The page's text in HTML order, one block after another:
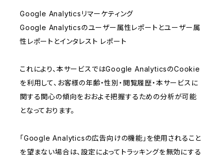
Google Analyticsリマーケティング
Google Analyticsのユーザー属性レポートとユーザー属
性レポートとインタレスト レポート
これにより、本サービスではGoogle AnalyticsのCookie
を利用して、お客様の年齢・性別・閲覧履歴・本サービスに
関する関心の傾向をおおよそ把握するための分析が可能
となっております。
「Google Analyticsの広告向けの機能」を使用されること
を望まない場合は、設定によってトラッキングを無効にする